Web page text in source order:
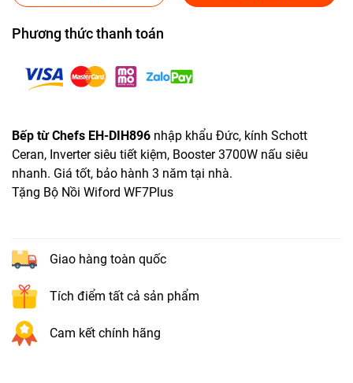
Phương thức thanh toán
Bếp từ Chefs EH-DIH896 nhập khẩu Đức, kính Schott
Ceran, Inverter siêu tiết kiệm, Booster 3700W nấu siêu
nhanh. Giá tốt, bảo hành 3 năm tại nhà.
Tặng Bộ Nồi Wiford WF7Plus
Giao hàng toàn quốc
Tích điểm tất cả sản phẩm
Cam kết chính hãng